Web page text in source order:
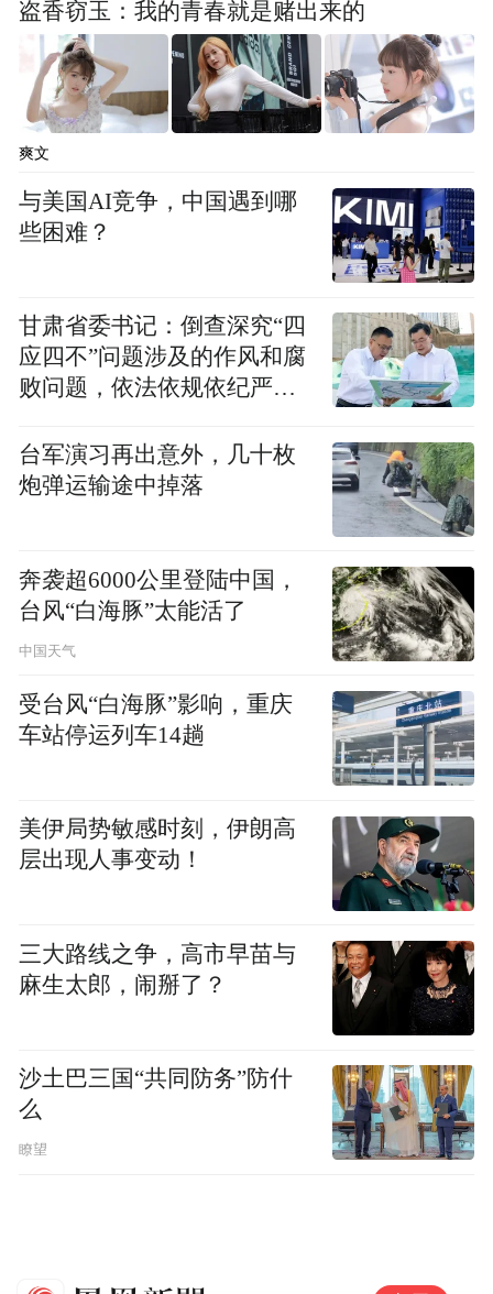
碳钕矿、钕独居石。
（注：图片及素材来源于网络，版权归原作
者所有。如有侵权请联系删除，电话：027-
85721622 。）
“特别声明：以上作品内容(包括在内的视频、图片或音
频)为凤凰网旗下自媒体平台“大风号”用户上传并发
布，本平台仅提供信息存储空间服务。
Notice: The content above (including the videos,
pictures and audios if any) is uploaded and posted
by the user of Dafeng Hao, which is a social media
platform and merely provides information storage
space services.”
盗香窃玉：我的青春就是赌出来的
爽文
与美国AI竞争，中国遇到哪
些困难？
甘肃省委书记：倒查深究“四
应四不”问题涉及的作风和腐
败问题，依法依规依纪严肃
光力度
台军演习再出意外，几十枚
炮弹运输途中掉落
奔袭超6000公里登陆中国，
台风“白海豚”太能活了
中国天气
受台风“白海豚”影响，重庆
车站停运列车14趟
美伊局势敏感时刻，伊朗高
层出现人事变动！
三大路线之争，高市早苗与
麻生太郎，闹掰了？
沙土巴三国“共同防务”防什
么
瞭望